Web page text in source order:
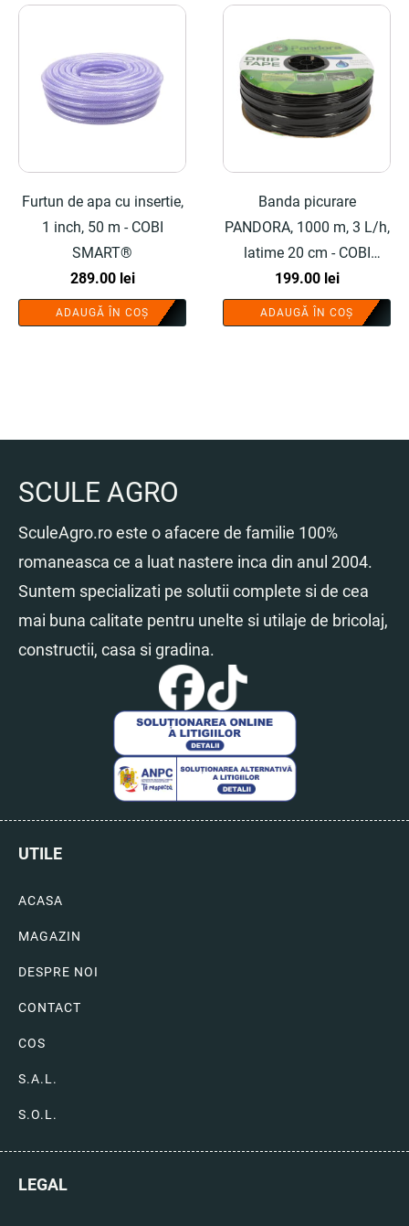
Furtun de apa cu insertie,
1 inch, 50 m - COBI
SMART®
289.00 lei
ADAUGĂ ÎN COȘ
Banda picurare
PANDORA, 1000 m, 3 L/h,
latime 20 cm - COBI
SMART®
199.00 lei
ADAUGĂ ÎN COȘ
SCULE AGRO
SculeAgro.ro este o afacere de familie 100%
romaneasca ce a luat nastere inca din anul 2004.
Suntem specializati pe solutii complete si de cea
mai buna calitate pentru unelte si utilaje de bricolaj,
constructii, casa si gradina.
UTILE
ACASA
MAGAZIN
DESPRE NOI
CONTACT
COS
S.A.L.
S.O.L.
LEGAL